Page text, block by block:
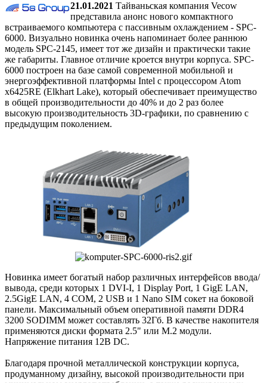
21.01.2021 Тайваньская компания Vecow
представила анонс нового компактного
встраиваемого компьютера с пассивным охлаждением - SPC-
6000. Визуально новинка очень напоминает более раннюю
модель SPC-2145, имеет тот же дизайн и практически такие
же габариты. Главное отличие кроется внутри корпуса. SPC-
6000 построен на базе самой современной мобильной и
энергоэффективной платформы Intel с процессором Atom
x6425RE (Elkhart Lake), который обеспечивает преимущество
в общей производительности до 40% и до 2 раз более
высокую производительность 3D-графики, по сравнению с
предыдущим поколением.
Новинка имеет богатый набор различных интерфейсов ввода/
вывода, среди которых 1 DVI-I, 1 Display Port, 1 GigE LAN,
2.5GigE LAN, 4 COM, 2 USB и 1 Nano SIM сокет на боковой
панели. Максимальный объем оперативной памяти DDR4
3200 SODIMM может составлять 32Гб. В качестве накопителя
применяются диски формата 2.5" или M.2 модули.
Напряжение питания 12В DC.
Благодаря прочной металлической конструкции корпуса,
продуманному дизайну, высокой производительности при